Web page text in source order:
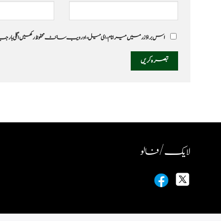
اس براؤزر میں میرا نام، ای میل، اور ویب سائٹ محفوظ رکھیں اگلی
لایک / فالو